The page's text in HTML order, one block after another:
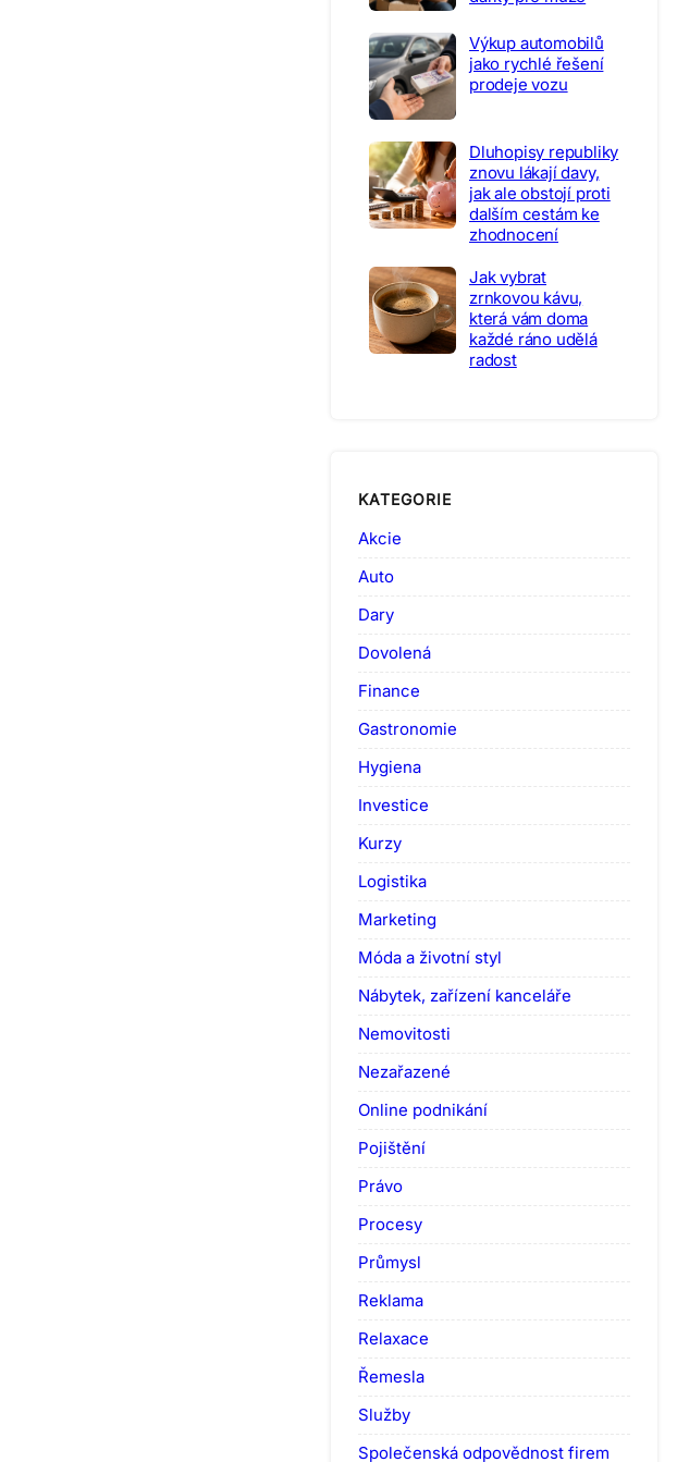
Výkup automobilů
jako rychlé řešení
prodeje vozu
Dluhopisy republiky
znovu lákají davy,
jak ale obstojí proti
dalším cestám ke
zhodnocení
Jak vybrat
zrnkovou kávu,
která vám doma
každé ráno udělá
radost
KATEGORIE
Akcie
Auto
Dary
Dovolená
Finance
Gastronomie
Hygiena
Investice
Kurzy
Logistika
Marketing
Móda a životní styl
Nábytek, zařízení kanceláře
Nemovitosti
Nezařazené
Online podnikání
Pojištění
Právo
Procesy
Průmysl
Reklama
Relaxace
Řemesla
Služby
Společenská odpovědnost firem